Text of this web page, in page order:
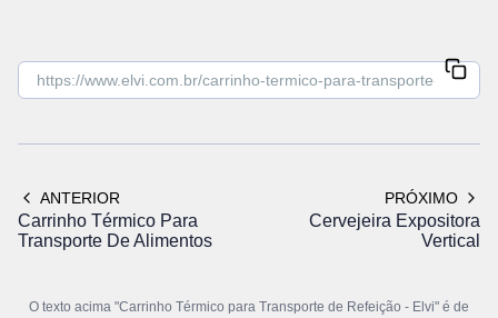
ANTERIOR
Carrinho Térmico Para
Transporte De Alimentos
PRÓXIMO
Cervejeira Expositora
Vertical
O texto acima "Carrinho Térmico para Transporte de Refeição - Elvi" é de